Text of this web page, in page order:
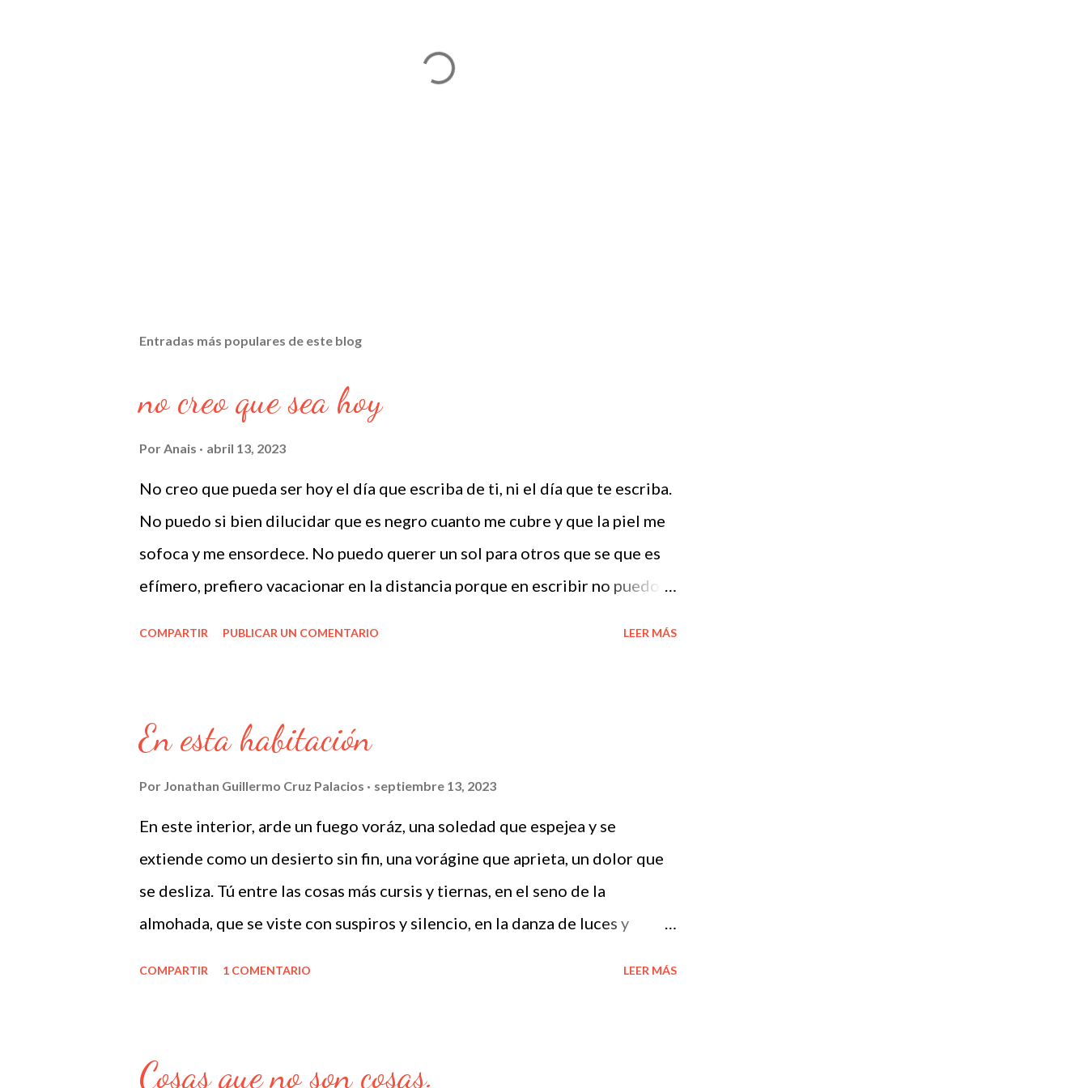
Entradas más populares de este blog
no creo que sea hoy
PorAnais abril 13, 2023
No creo que pueda ser hoy el día que escriba de ti, ni el día que te escriba.
No puedo si bien dilucidar que es negro cuanto me cubre y que la piel me
sofoca y me ensordece. No puedo querer un sol para otros que se que es
efímero, prefiero vacacionar en la distancia porque en escribir no puedo
dispersos en el monte, las miradas de las ardillas van captando un instante
que pereció y no nos dio nada. No creo que tengas nombre hoy, aunque
COMPARTIR PUBLICAR UN COMENTARIO LEER MÁS
En esta habitación
Por Jonathan Guillermo Cruz Palacios septiembre 13, 2023
En este interior, arde un fuego voráz, una soledad que espejea y se
extiende como un desierto sin fin, una vorágine que aprieta, un dolor que
se desliza. Tú entre las cosas más cursis y tiernas, en el seno de la
almohada, que se viste con suspiros y silencio, en la danza de luces y
COMPARTIR 1 COMENTARIO LEER MÁS
Cosas que no son cosas.